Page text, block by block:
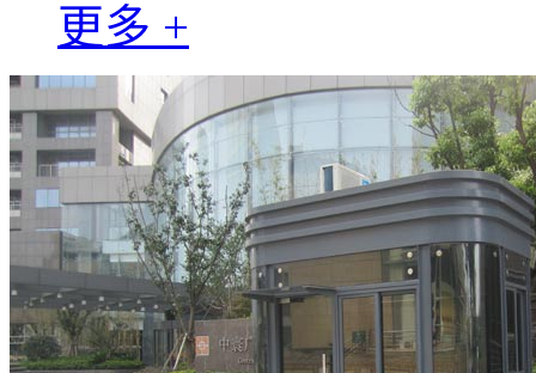
更多 +